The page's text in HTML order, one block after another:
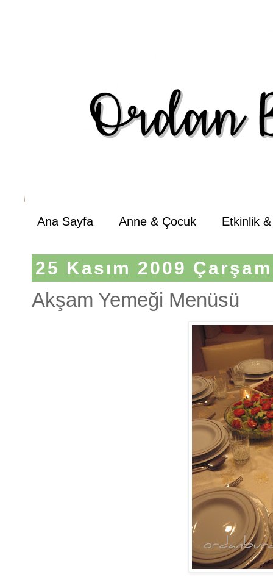
Ana Sayfa Anne & Çocuk Etkinlik
25 Kasım 2009
Akşam Yemeği Menüsü